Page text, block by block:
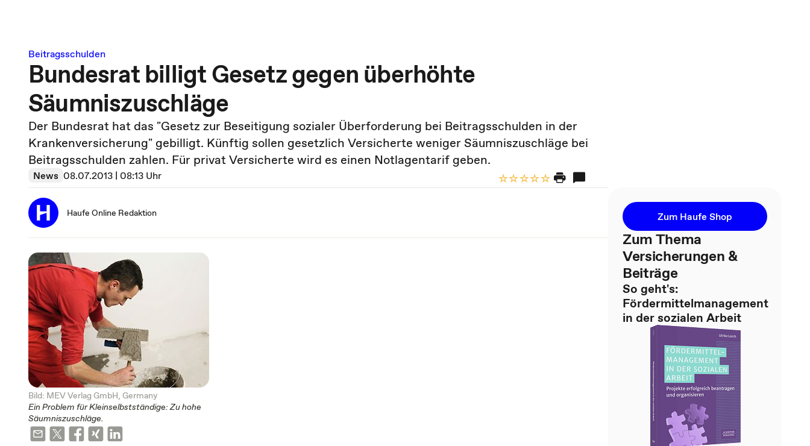
Beitragsschulden
Bundesrat billigt Gesetz gegen überhöhte
Säumniszuschläge
Der Bundesrat hat das "Gesetz zur Beseitigung sozialer Überforderung bei Beitragsschulden in der
Krankenversicherung" gebilligt. Künftig sollen gesetzlich Versicherte weniger Säumniszuschläge bei
Beitragsschulden zahlen. Für privat Versicherte wird es einen Notlagentarif geben.
News 08.07.2013 | 08:13 Uhr
Haufe Online Redaktion
Bild: MEV Verlag GmbH, Germany
Ein Problem für Kleinselbstständige: Zu hohe
Säumniszuschläge.
Zum Haufe Shop
Zum Thema
Versicherungen &
Beiträge
So geht's:
Fördermittelmanagement
in der sozialen Arbeit